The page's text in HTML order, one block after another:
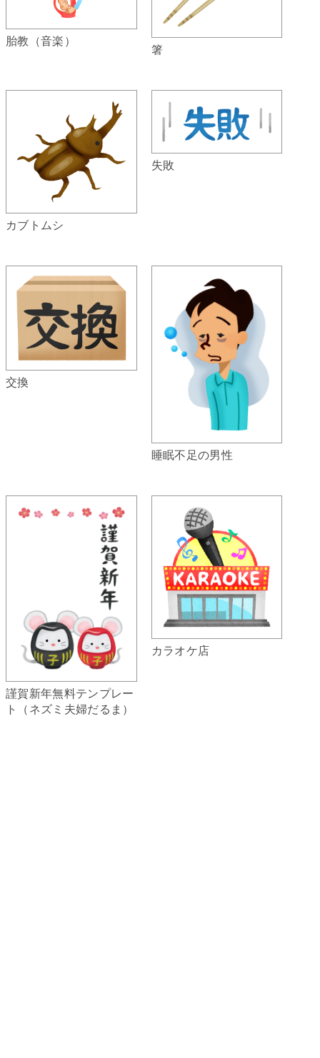
胎教（音楽）
箸
カブトムシ
失敗
交換
睡眠不足の男性
謹賀新年無料テンプレー
ト（ネズミ夫婦だるま）
カラオケ店